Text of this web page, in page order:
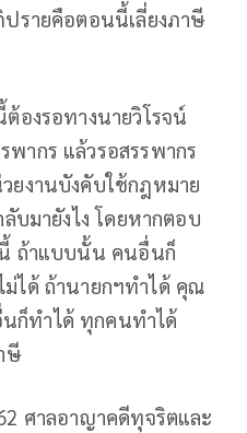
รายคือตอนนี้เลี่ยงภาษี
องรอทางนายวิโรจน์
ากร แล้วรอสรรพากร
ยงานบังคับใช้กฎหมาย
บมายังไง โดยหากตอบ
ถ้าแบบนั้น คนอื่นก็
ได้ ถ้านายกฯทำได้ คุณ
ก็ทำได้ ทุกคนทำได้
ษี
ศาลอาญาคดีทุจริตและ